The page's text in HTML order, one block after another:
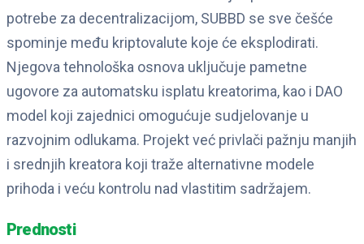
potrebe za decentralizacijom, SUBBD se sve češće
spominje među kriptovalute koje će eksplodirati.
Njegova tehnološka osnova uključuje pametne
ugovore za automatsku isplatu kreatorima, kao i DAO
model koji zajednici omogućuje sudjelovanje u
razvojnim odlukama. Projekt već privlači pažnju manjih
i srednjih kreatora koji traže alternativne modele
prihoda i veću kontrolu nad vlastitim sadržajem.
Prednosti